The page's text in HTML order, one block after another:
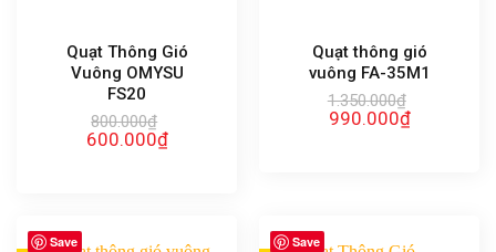
Quạt Thông Gió
Vuông OMYSU
FS20
800.000₫
Giá
600.000₫Giá
hiện
Quạt thông gió
vuông FA-35M1
1.350.000₫
Giá
990.000₫Giá
hiện
Save Save